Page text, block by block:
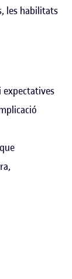
les habilitats
expectatives